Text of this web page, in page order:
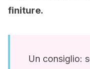
finiture.
Un consiglio: